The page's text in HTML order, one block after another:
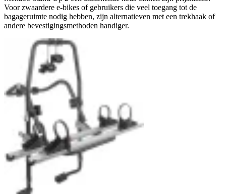
Voor zwaardere e-bikes of gebruikers die veel toegang tot de
bagageruimte nodig hebben, zijn alternatieven met een trekhaak of
andere bevestigingsmethoden handiger.